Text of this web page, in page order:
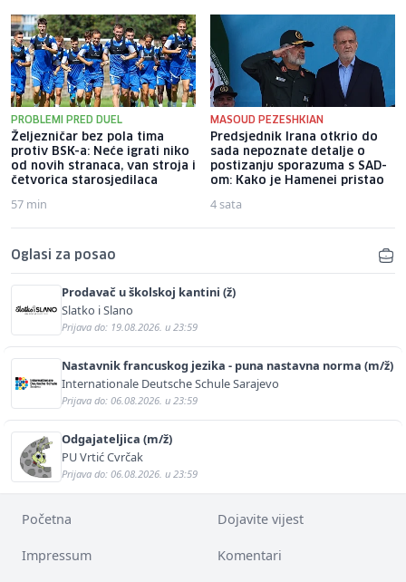
PROBLEMI PRED DUEL
Željezničar bez pola tima
protiv BSK-a: Neće igrati niko
od novih stranaca, van stroja i
četvorica starosjedilaca
57 min
MASOUD PEZESHKIAN
Predsjednik Irana otkrio do
sada nepoznate detalje o
postizanju sporazuma s SAD-
om: Kako je Hamenei pristao
4 sata
Oglasi za posao
Prodavač u školskoj kantini (ž)
Slatko i Slano
Prijava do: 19.08.2026. u 23:59
Nastavnik francuskog jezika - puna nastavna norma (m/ž)
Internationale Deutsche Schule Sarajevo
Prijava do: 06.08.2026. u 23:59
Odgajateljica (m/ž)
PU Vrtić Cvrčak
Prijava do: 06.08.2026. u 23:59
Početna Dojavite vijest
Impressum Komentari